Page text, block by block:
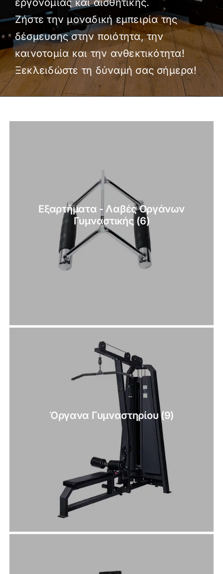
Ζήστε την μοναδική εμπειρία της
δέσμευσης στην ποιότητα, την
καινοτομία και την ανθεκτικότητα!
Ξεκλειδώστε τη δύναμή σας σήμερα!
Εξαρτήματα - Λαβές Οργάνων
Γυμναστικής(6)
Όργανα Γυμναστηρίου(9)